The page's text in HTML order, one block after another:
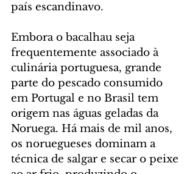
país escandinavo.
Embora o bacalhau seja
frequentemente associado à
culinária portuguesa, grande
parte do pescado consumido
em Portugal e no Brasil tem
origem nas águas geladas da
Noruega. Há mais de mil anos,
os noruegueses dominam a
técnica de salgar e secar o peixe